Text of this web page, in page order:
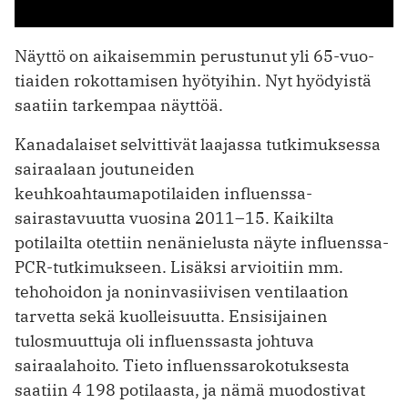
Näyttö on aikaisemmin perustunut yli 65-vuo­
tiaiden rokottamisen hyötyihin. Nyt hyödyistä
saatiin tarkempaa näyttöä.
Kanadalaiset selvittivät laajassa tutkimuksessa
sairaalaan joutuneiden
keuhkoahtaumapotilaiden influenssa­
sairastavuutta vuosina 2011–15. Kaikilta
potilailta otettiin nenänielusta näyte influenssa-
PCR-tutkimukseen. Lisäksi arvioitiin mm.
tehohoidon ja noninvasiivisen ventilaation
tarvetta sekä kuolleisuutta. Ensisijainen
tulosmuuttuja oli influenssasta johtuva
sairaalahoito. Tieto influenssarokotuksesta
saatiin 4 198 potilaasta, ja nämä muodostivat